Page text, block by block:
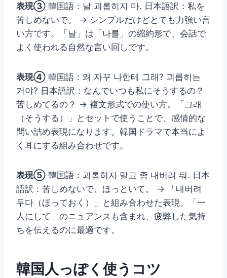
表現③ 韓国語：날 괴롭히지 마. 日本語訳：私を
苦しめないで。 → シンプルだけどとても力強い言
い方です。「날」は「나를」の縮約形で、会話で
よく使われる自然な言い回しです。
表現④ 韓国語：왜 자꾸 나한테 그래? 괴롭히는
거야? 日本語訳：なんでいつも私にそうするの？
苦しめてるの？ → 複文形式での使い方。「그래
（そうする）」とセットで使うことで、感情的な
問い詰め表現になります。韓国ドラマで本当によ
く耳にする組み合わせです。
表現⑤ 韓国語：괴롭히지 말고 좀 내버려 둬. 日本
語訳：苦しめないで、ほっといて。 → 「내버려
두다（ほっておく）」と組み合わせた表現。「一
人にして」のニュアンスも含まれ、疲弊した気持
ちを伝えるのに最適です。
韓国人っぽく使うコツ